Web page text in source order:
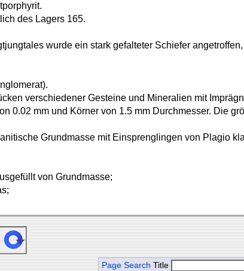
des Lagers 165.
wurde ein stark gefalteter Schiefer
verschiedener Gesteine und Mineralien mit
0.02 mm und Körner von 1.5 mm Durchmesser. Die
Grundmasse mit Einsprenglingen von Plagio
von Grundmasse;
Page Search Title